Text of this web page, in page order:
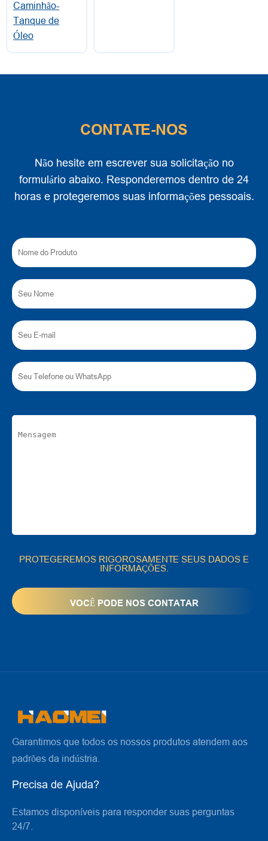
Caminhão-
Tanque de
Óleo
CONTATE-NOS
Não hesite em escrever sua solicitação no
formulário abaixo. Responderemos dentro de 24
horas e protegeremos suas informações pessoais.
PROTEGEREMOS RIGOROSAMENTE SEUS DADOS E
INFORMAÇÕES.
Garantimos que todos os nossos produtos atendem aos
padrões da indústria.
Precisa de Ajuda?
Estamos disponíveis para responder suas perguntas
24/7.